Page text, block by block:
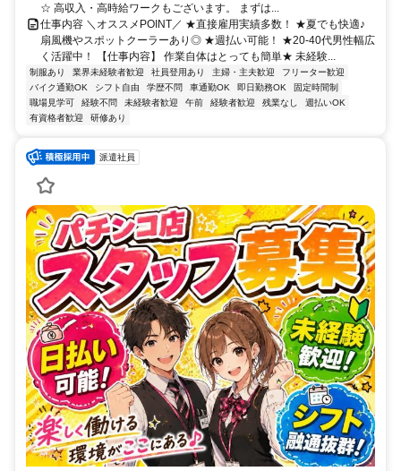
☆ 高収入・高時給ワークもございます。 まずは...
仕事内容 ＼オススメPOINT／ ★直接雇用実績多数！ ★夏でも快適♪
扇風機やスポットクーラーあり◎ ★週払い可能！ ★20-40代男性幅広
く活躍中！ 【仕事内容】 作業自体はとっても簡単★ 未経験...
制服あり 業界未経験者歓迎 社員登用あり 主婦・主夫歓迎
フリーター歓迎
バイク通勤OK
シフト自由 学歴不問 車通勤OK 即日勤務OK
固定時間制
職場見学可
経験不問 未経験者歓迎 午前 経験者歓迎 残業なし
週払いOK
有資格者歓迎
研修あり
派遣社員